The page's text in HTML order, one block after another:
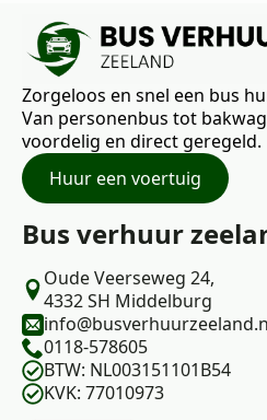
ons te bespreken.
Zorgeloos en snel een bus
Van personenbus tot
voordelig en direct geregeld.
Huur een voertuig
Bus verhuur
Oude Veerseweg 24,
4332 SH Middelburg
0118-578605
BTW: NL003151101B54
KVK: 77010973